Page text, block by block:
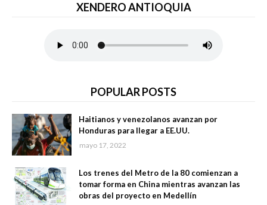
XENDERO ANTIOQUIA
POPULAR POSTS
Haitianos y venezolanos avanzan por
Honduras para llegar a EE.UU.
mayo 17, 2022
Los trenes del Metro de la 80 comienzan a
tomar forma en China mientras avanzan las
obras del proyecto en Medellín